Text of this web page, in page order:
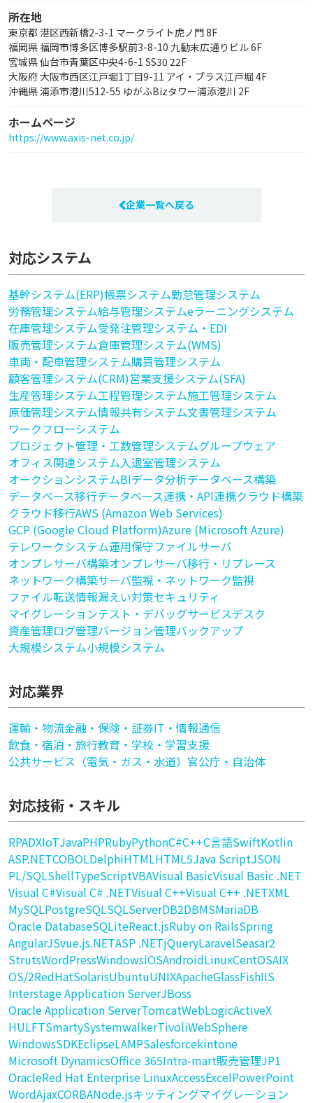
所在地
東京都 港区西新橋2-3-1 マークライト虎ノ門 8F
福岡県 福岡市博多区博多駅前3-8-10 九勧末広通りビル 6F
宮城県 仙台市青葉区中央4-6-1 SS30 22F
大阪府 大阪市西区江戸堀1丁目9-11 アイ・プラス江戸堀 4F
沖縄県 浦添市港川512-55 ゆがふBizタワー浦添港川 2F
ホームページ
https://www.axis-net.co.jp/
企業一覧へ戻る
対応システム
基幹システム(ERP)帳票システム勤怠管理システム
労務管理システム給与管理システムeラーニングシステム
在庫管理システム受発注管理システム・EDI
販売管理システム倉庫管理システム(WMS)
車両・配車管理システム購買管理システム
顧客管理システム(CRM)営業支援システム(SFA)
生産管理システム工程管理システム施工管理システム
原価管理システム情報共有システム文書管理システム
ワークフローシステム
プロジェクト管理・工数管理システムグループウェア
オフィス関連システム入退室管理システム
オークションシステムBIデータ分析データベース構築
データベース移行データベース連携・API連携クラウド構築
クラウド移行AWS (Amazon Web Services)
GCP (Google Cloud Platform)Azure (Microsoft Azure)
テレワークシステム運用保守ファイルサーバ
オンプレサーバ構築オンプレサーバ移行・リプレース
ネットワーク構築サーバ監視・ネットワーク監視
ファイル転送情報漏えい対策セキュリティ
マイグレーションテスト・デバッグサービスデスク
資産管理ログ管理バージョン管理バックアップ
大規模システム小規模システム
対応業界
運輸・物流金融・保険・証券IT・情報通信
飲食・宿泊・旅行教育・学校・学習支援
公共サービス（電気・ガス・水道） 官公庁・自治体
対応技術・スキル
RPADXIoTJavaPHPRubyPythonC#C++C言語SwiftKotlin
ASP.NETCOBOLDelphiHTMLHTML5Java ScriptJSON
PL/SQLShellTypeScriptVBAVisual BasicVisual Basic .NET
Visual C#Visual C# .NETVisual C++Visual C++ .NETXML
MySQLPostgreSQLSQLServerDB2DBMSMariaDB
Oracle DatabaseSQLiteReact.jsRuby on RailsSpring
AngularJSvue.js.NETASP .NETjQueryLaravelSeasar2
StrutsWordPressWindowsiOSAndroidLinuxCentOSAIX
OS/2RedHatSolarisUbuntuUNIXApacheGlassFishIIS
Interstage Application ServerJBoss
Oracle Application ServerTomcatWebLogicActiveX
HULFTSmartySystemwalkerTivoliWebSphere
WindowsSDKEclipseLAMPSalesforcekintone
Microsoft DynamicsOffice 365Intra-mart販売管理JP1
OracleRed Hat Enterprise LinuxAccessExcelPowerPoint
WordAjaxCORBANode.jsキッティングマイグレーション